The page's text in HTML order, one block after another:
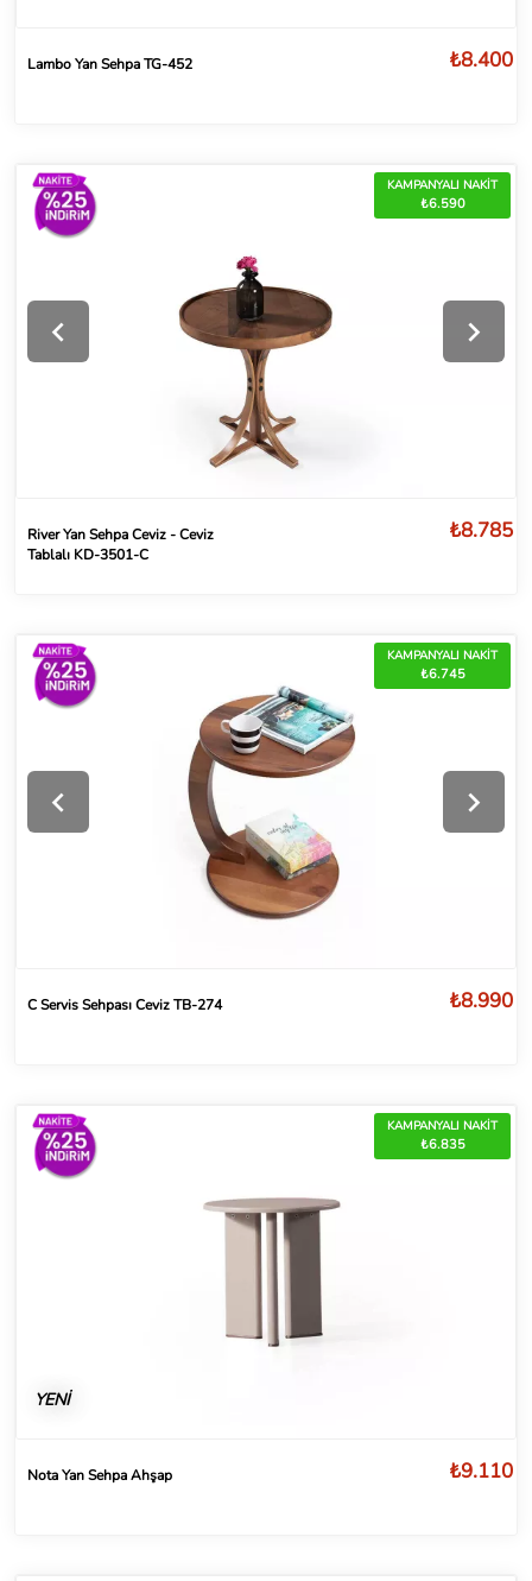
Lambo Yan Sehpa TG-452 ₺8.400
KAMPANYALI NAKİT
₺6.590
River Yan Sehpa Ceviz - Ceviz
Tablalı KD-3501-C
₺8.785
KAMPANYALI NAKİT
₺6.745
C Servis Sehpası Ceviz TB-274 ₺8.990
KAMPANYALI NAKİT
₺6.835
YENİ
Nota Yan Sehpa Ahşap ₺9.110